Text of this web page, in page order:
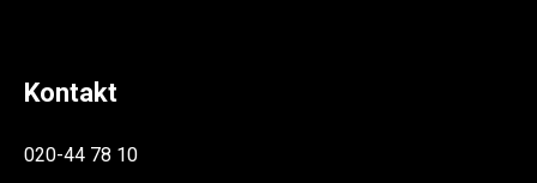
Kontakt
020-44 78 10